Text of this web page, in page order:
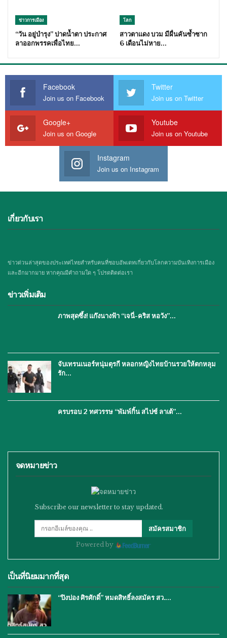
ข่าวการเมือง
“วัน อยู่บำรุง” ปาดน้ำตา ประกาศ
ลาออกพรรคเพื่อไทย…
โลก
สาวตาแดง บวม มีผื่นคันซ้ำซาก
6 เดือนไม่หาย…
Facebook
Join us on Facebook
Twitter
Join us on Twitter
Google+
Join us on Google
Youtube
Join us on Youtube
Instagram
Join us on Instagram
เกี่ยวกับเรา
ข่าวด่วนล่าสุดของประเทศไทยสำหรับคนที่ชอบอัพเดทเกี่ยวกับโลกความบันเทิงการเมือง
และอีกมากมาย หากคุณมีคำถามใด ๆ โปรดติดต่อเรา
ข่าวเพิ่มเติม
ภาพสุดซึ้ง! แก๊งนางฟ้า “เจนี่-คริส หอวัง”…
จับเทรนเนอร์หนุ่มตุรกี หลอกหญิงไทยบ้านรวยให้ตกหลุม
รัก…
ครบรอบ 2 ทศวรรษ “พัมพ์กิ้น สไปซ์ ลาเต้”…
จดหมายข่าว
Subscribe our newsletter to stay updated.
สมัครสมาชิก
Powered by
เป็นที่นิยมมากที่สุด
“ปิงปอง ศิรศักดิ์” หมดสิทธิ์ลงสมัคร สว.…